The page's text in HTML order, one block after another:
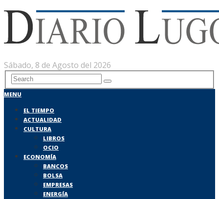
Sábado, 8 de Agosto del 2026
MENU
EL TIEMPO
ACTUALIDAD
CULTURA
LIBROS
OCIO
ECONOMÍA
BANCOS
BOLSA
EMPRESAS
ENERGÍA